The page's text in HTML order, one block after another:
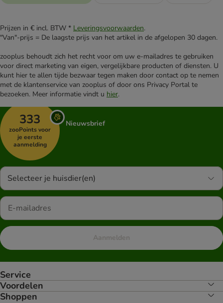
Prijzen in € incl. BTW * Leveringsvoorwaarden.
"Van"-prijs = De laagste prijs van het artikel in de afgelopen 30 dagen.
zooplus behoudt zich het recht voor om uw e-mailadres te gebruiken
voor direct marketing van eigen, vergelijkbare producten of diensten. U
kunt hier te allen tijde bezwaar tegen maken door contact op te nemen
met de klantenservice van zooplus of door ons Privacy Portal te
bezoeken. Meer informatie vindt u hier.
333
zooPoints voor
je eerste
aanmelding
Nieuwsbrief
Selecteer je huisdier(en)
Aanmelden
Service
Voordelen
Shoppen